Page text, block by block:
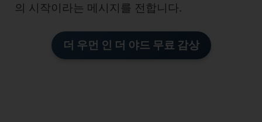
의 시작이라는 메시지를 전합니다.
더 우먼 인 더 야드 무료 감상